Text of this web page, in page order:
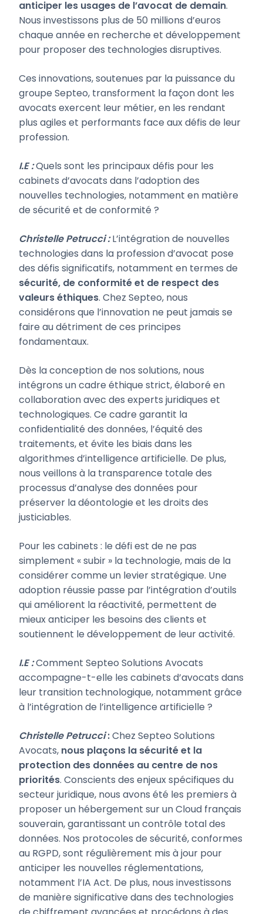
anticiper les usages de l’avocat de demain.
Nous investissons plus de 50 millions d’euros
chaque année en recherche et développement
pour proposer des technologies disruptives.
Ces innovations, soutenues par la puissance du
groupe Septeo, transforment la façon dont les
avocats exercent leur métier, en les rendant
plus agiles et performants face aux défis de leur
profession.
I.E :Quels sont les principaux défis pour les
cabinets d’avocats dans l’adoption des
nouvelles technologies, notamment en matière
de sécurité et de conformité ?
Christelle Petrucci :L’intégration de nouvelles
technologies dans la profession d’avocat pose
des défis significatifs, notamment en termes de
sécurité, de conformité et de respect des
valeurs éthiques. Chez Septeo, nous
considérons que l’innovation ne peut jamais se
faire au détriment de ces principes
fondamentaux.
Dès la conception de nos solutions, nous
intégrons un cadre éthique strict, élaboré en
collaboration avec des experts juridiques et
technologiques. Ce cadre garantit la
confidentialité des données, l’équité des
traitements, et évite les biais dans les
algorithmes d’intelligence artificielle. De plus,
nous veillons à la transparence totale des
processus d’analyse des données pour
préserver la déontologie et les droits des
justiciables.
Pour les cabinets : le défi est de ne pas
simplement « subir » la technologie, mais de la
considérer comme un levier stratégique. Une
adoption réussie passe par l’intégration d’outils
qui améliorent la réactivité, permettent de
mieux anticiper les besoins des clients et
soutiennent le développement de leur activité.
I.E :Comment Septeo Solutions Avocats
accompagne-t-elle les cabinets d’avocats dans
leur transition technologique, notamment grâce
à l’intégration de l’intelligence artificielle ?
Christelle Petrucci:Chez Septeo Solutions
Avocats, nous plaçons la sécurité et la
protection des données au centre de nos
priorités. Conscients des enjeux spécifiques du
secteur juridique, nous avons été les premiers à
proposer un hébergement sur un Cloud français
souverain, garantissant un contrôle total des
données. Nos protocoles de sécurité, conformes
au RGPD, sont régulièrement mis à jour pour
anticiper les nouvelles réglementations,
notamment l’IA Act. De plus, nous investissons
de manière significative dans des technologies